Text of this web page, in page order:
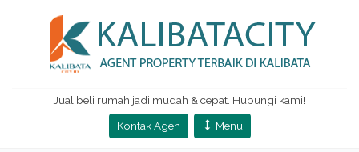
Jual beli rumah jadi mudah & cepat. Hubungi kami!
Kontak Agen
Menu